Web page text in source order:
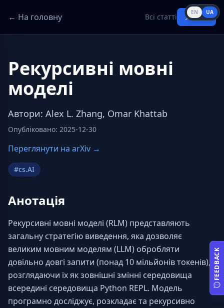
← На головну Всі статті Увійти
Рекурсивні мовні
моделі
Автори: Alex L. Zhang, Omar Khattab
Опубліковано: 2025-12-30
Переглянути на arXiv →
#cs.AI
Анотація
Рекурсивні мовні моделі (RLM) представляють
загальну стратегію виведення, яка дозволяє
великим мовним моделям (LLM) обробляти
довільно довгі запити (понад 10 мільйонів токенів),
розглядаючи їх як зовнішні змінні середовища
всередині середовища Python REPL. Модель
програмно досліджує, розкладає та рекурсивно
EN UA
FEEDBACK